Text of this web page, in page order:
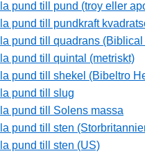
pund till pund (troy eller
pund till pundkraft
pund till quadrans
pund till quintal (metriskt)
pund till shekel (Bibeltro
pund till slug
pund till Solens massa
pund till sten
pund till sten (US)